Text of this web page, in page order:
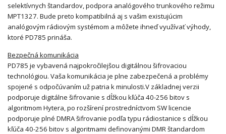
selektívnych štandardov, podpora analógového trunkového režimu
MPT1327. Bude preto kompatibilná aj s vašim existujúcim
analógovým rádiovým systémom a môžete ihneď využívať výhody,
ktoré PD785 prináša.
Bezpečná komunikácia
PD785 je vybavená najpokročilejšou digitálnou šifrovaciou
technológiou. Vaša komunikácia je plne zabezpečená a problémy
spojené s odpočúvaním už patria k minulosti.V základnej verzii
podporuje digitálne šifrovanie s dĺžkou kľúča 40-256 bitov s
algoritmom Hytera, po rozšírení prostredníctvom SW licencie
podporuje plné DMRA šifrovanie podľa typu rádiostanice s dĺžkou
kľúča 40-256 bitov s algoritmami definovanými DMR štandardom